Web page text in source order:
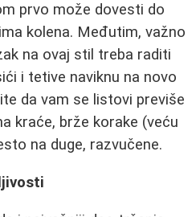
prvo može dovesti do
kolena. Međutim, važno
na ovaj stil treba raditi
i tetive naviknu na novo
da vam se listovi previše
kraće, brže korake (veću
na duge, razvučene.